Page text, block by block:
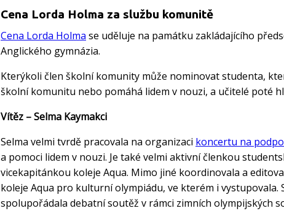
Cena Lorda Holma za službu komunitě
Cena Lorda Holma se uděluje na památku zakládajícího
Anglického gymnázia.
Kterýkoli člen školní komunity může nominovat studenta,
školní komunitu nebo pomáhá lidem v nouzi, a učitelé poté
Vítěz – Selma Kaymakci
Selma velmi tvrdě pracovala na organizaci koncertu na
a pomoci lidem v nouzi. Je také velmi aktivní členkou
vicekapitánkou koleje Aqua. Mimo jiné koordinovala a
koleje Aqua pro kulturní olympiádu, ve kterém i vystupovala.
spolupořádala debatní soutěž v rámci zimních olympijských